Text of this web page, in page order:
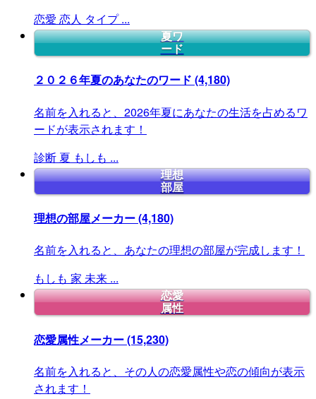
恋愛 恋人 タイプ ...
夏ワ
ード
２０２６年夏のあなたのワード (4,180)
名前を入れると、2026年夏にあなたの生活を占めるワ
ードが表示されます！
診断 夏 もしも ...
理想
部屋
理想の部屋メーカー(4,180)
名前を入れると、あなたの理想の部屋が完成します！
もしも 家 未来 ...
恋愛
属性
恋愛属性メーカー(15,230)
名前を入れると、その人の恋愛属性や恋の傾向が表示
されます！